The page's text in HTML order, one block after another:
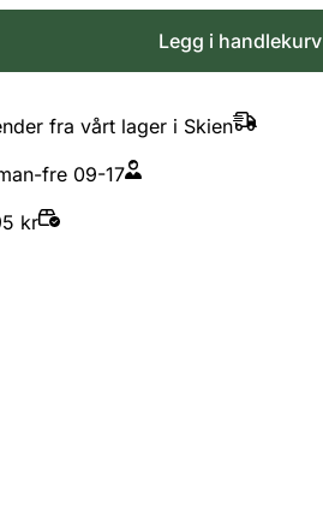
Legg i handlekurv
fra vårt lager i Skien
fre 09-17
kr